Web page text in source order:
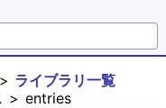
ライブラリ一覧
entries